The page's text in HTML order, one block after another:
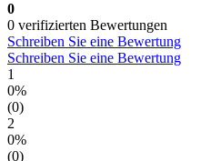
0
0 verifizierten Bewertungen
Schreiben Sie eine Bewertung
Schreiben Sie eine Bewertung
1
0%
(0)
2
0%
(0)